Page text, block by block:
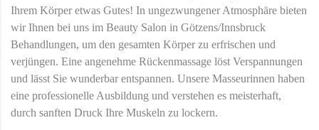
Ihrem Körper etwas Gutes! In ungezwungener Atmosphäre bieten
wir Ihnen bei uns im Beauty Salon in Götzens/Innsbruck
Behandlungen, um den gesamten Körper zu erfrischen und
verjüngen. Eine angenehme Rückenmassage löst Verspannungen
und lässt Sie wunderbar entspannen. Unsere Masseurinnen haben
eine professionelle Ausbildung und verstehen es meisterhaft,
durch sanften Druck Ihre Muskeln zu lockern.